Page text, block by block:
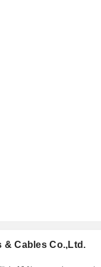
& Cables Co.,Ltd.